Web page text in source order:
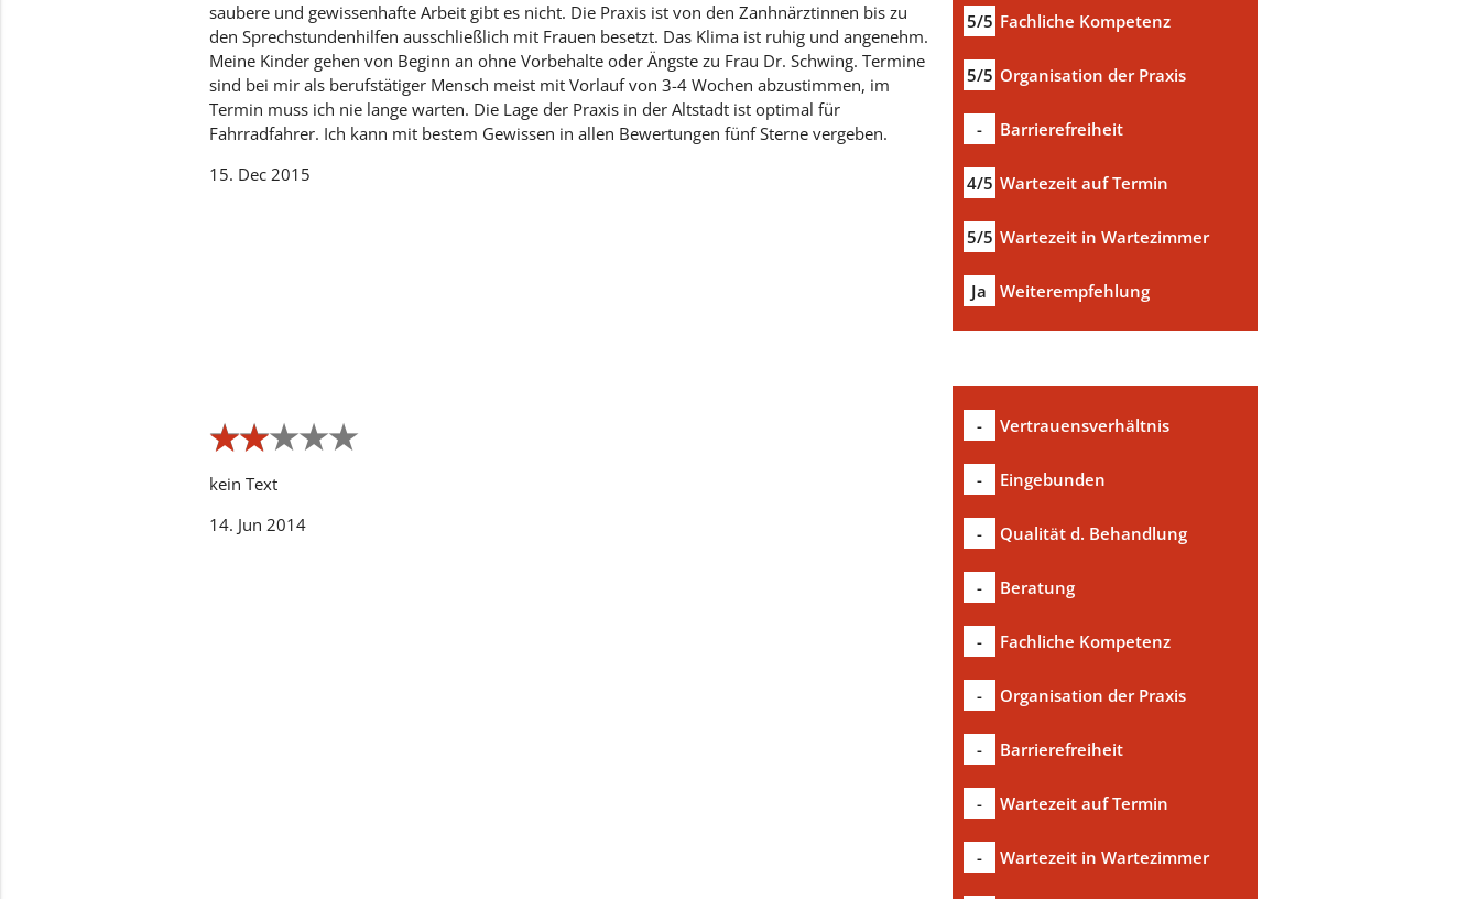
5/5 Fachliche Kompetenz
5/5 Organisation der Praxis
- Barrierefreiheit
4/5 Wartezeit auf Termin
5/5 Wartezeit in Wartezimmer
Ja Weiterempfehlung
saubere und gewissenhafte Arbeit gibt es nicht. Die Praxis ist von den Zanhnärztinnen bis zu
den Sprechstundenhilfen ausschließlich mit Frauen besetzt. Das Klima ist ruhig und angenehm.
Meine Kinder gehen von Beginn an ohne Vorbehalte oder Ängste zu Frau Dr. Schwing. Termine
sind bei mir als berufstätiger Mensch meist mit Vorlauf von 3-4 Wochen abzustimmen, im
Termin muss ich nie lange warten. Die Lage der Praxis in der Altstadt ist optimal für
Fahrradfahrer. Ich kann mit bestem Gewissen in allen Bewertungen fünf Sterne vergeben.
15. Dec 2015
- Vertrauensverhältnis
- Eingebunden
- Qualität d. Behandlung
- Beratung
- Fachliche Kompetenz
- Organisation der Praxis
- Barrierefreiheit
- Wartezeit auf Termin
- Wartezeit in Wartezimmer
★★★★★
★★★★★
kein Text
14. Jun 2014